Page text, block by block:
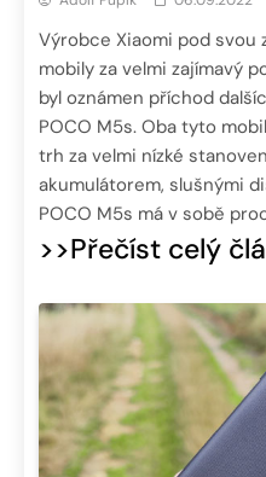
Výrobce Xiaomi pod svou
mobily za velmi zajímavý
byl oznámen příchod
POCO M5s. Oba tyto
trh za velmi nízké
akumulátorem, slušnými
POCO M5s má v sobě
>>Přečíst celý